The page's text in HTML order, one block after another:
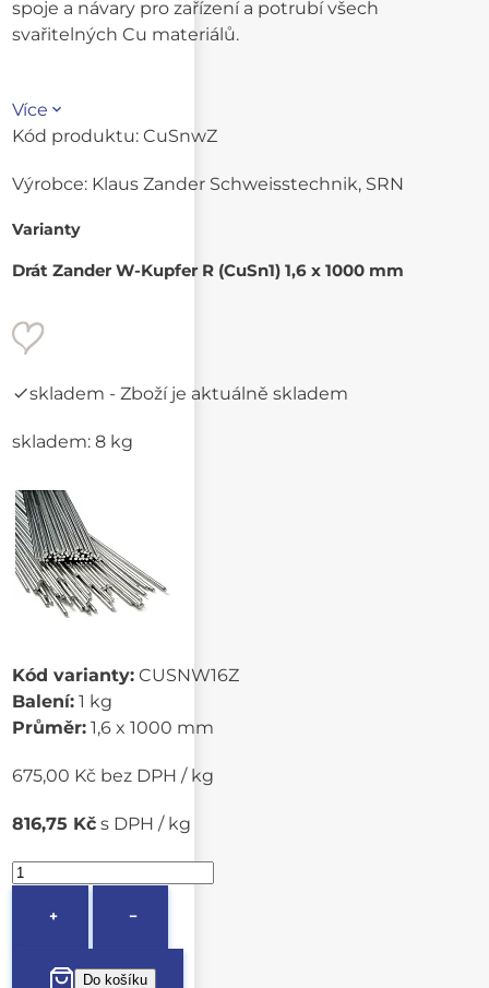
spoje a návary pro zařízení a potrubí všech
svařitelných Cu materiálů.
Více
Kód produktu: CuSnwZ
Výrobce: Klaus Zander Schweisstechnik, SRN
Varianty
Drát Zander W-Kupfer R (CuSn1) 1,6 x 1000 mm
skladem - Zboží je aktuálně skladem
skladem: 8 kg
Kód varianty: CUSNW16Z
Balení: 1 kg
Průměr: 1,6 x 1000 mm
675,00 Kč bez DPH / kg
816,75 Kč s DPH / kg
+ −